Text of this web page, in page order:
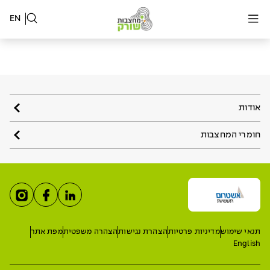
EN
אודות
חומרי המחצבות
תנאי שימושמדיניות פרטיותהצהרת נגישותהצהרה משפטיתמפת אתר
English